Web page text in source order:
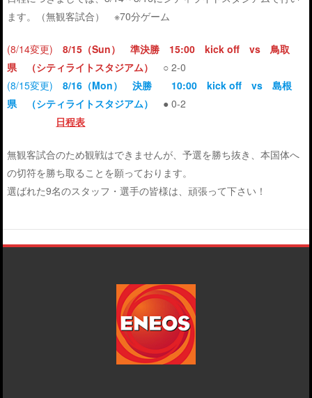
ます。（無観客試合） ※70分ゲーム
(8/14変更)8/15（Sun） 準決勝 15:00 kick off vs 鳥取
県 （シティライトスタジアム）
○ 2-0
(8/15変更)8/16（Mon） 決勝 10:00 kick off vs 島根
県 （シティライトスタジアム）
● 0-2
日程表
無観客試合のため観戦はできませんが、予選を勝ち抜き、本国体へ
の切符を勝ち取ることを願っております。
選ばれた9名のスタッフ・選手の皆様は、頑張って下さい！